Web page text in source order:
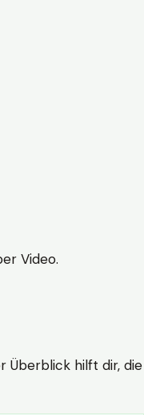
Video.
Überblick hilft dir, die